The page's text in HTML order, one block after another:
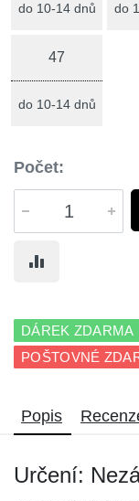
do 10-14 dnů do
47
do 10-14 dnů
Počet:
DÁREK ZDARMA
POŠTOVNÉ
Popis
Určení: